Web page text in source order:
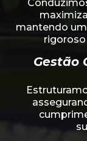
mantendo
Gestão